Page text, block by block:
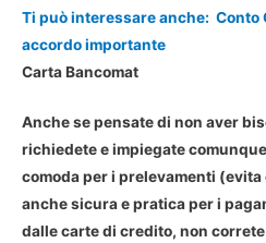
Ti può interessare anche: Conto
accordo importante
Carta Bancomat
Anche se pensate di non aver
richiedete e impiegate comunque
comoda per i prelevamenti
anche sicura e pratica per i
dalle carte di credito, non